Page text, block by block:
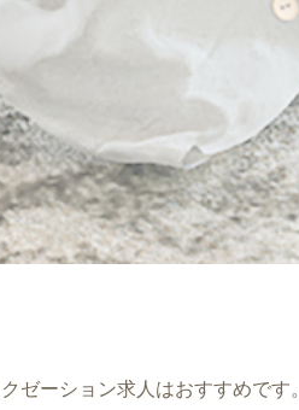
ゼーション求人はおすすめです。